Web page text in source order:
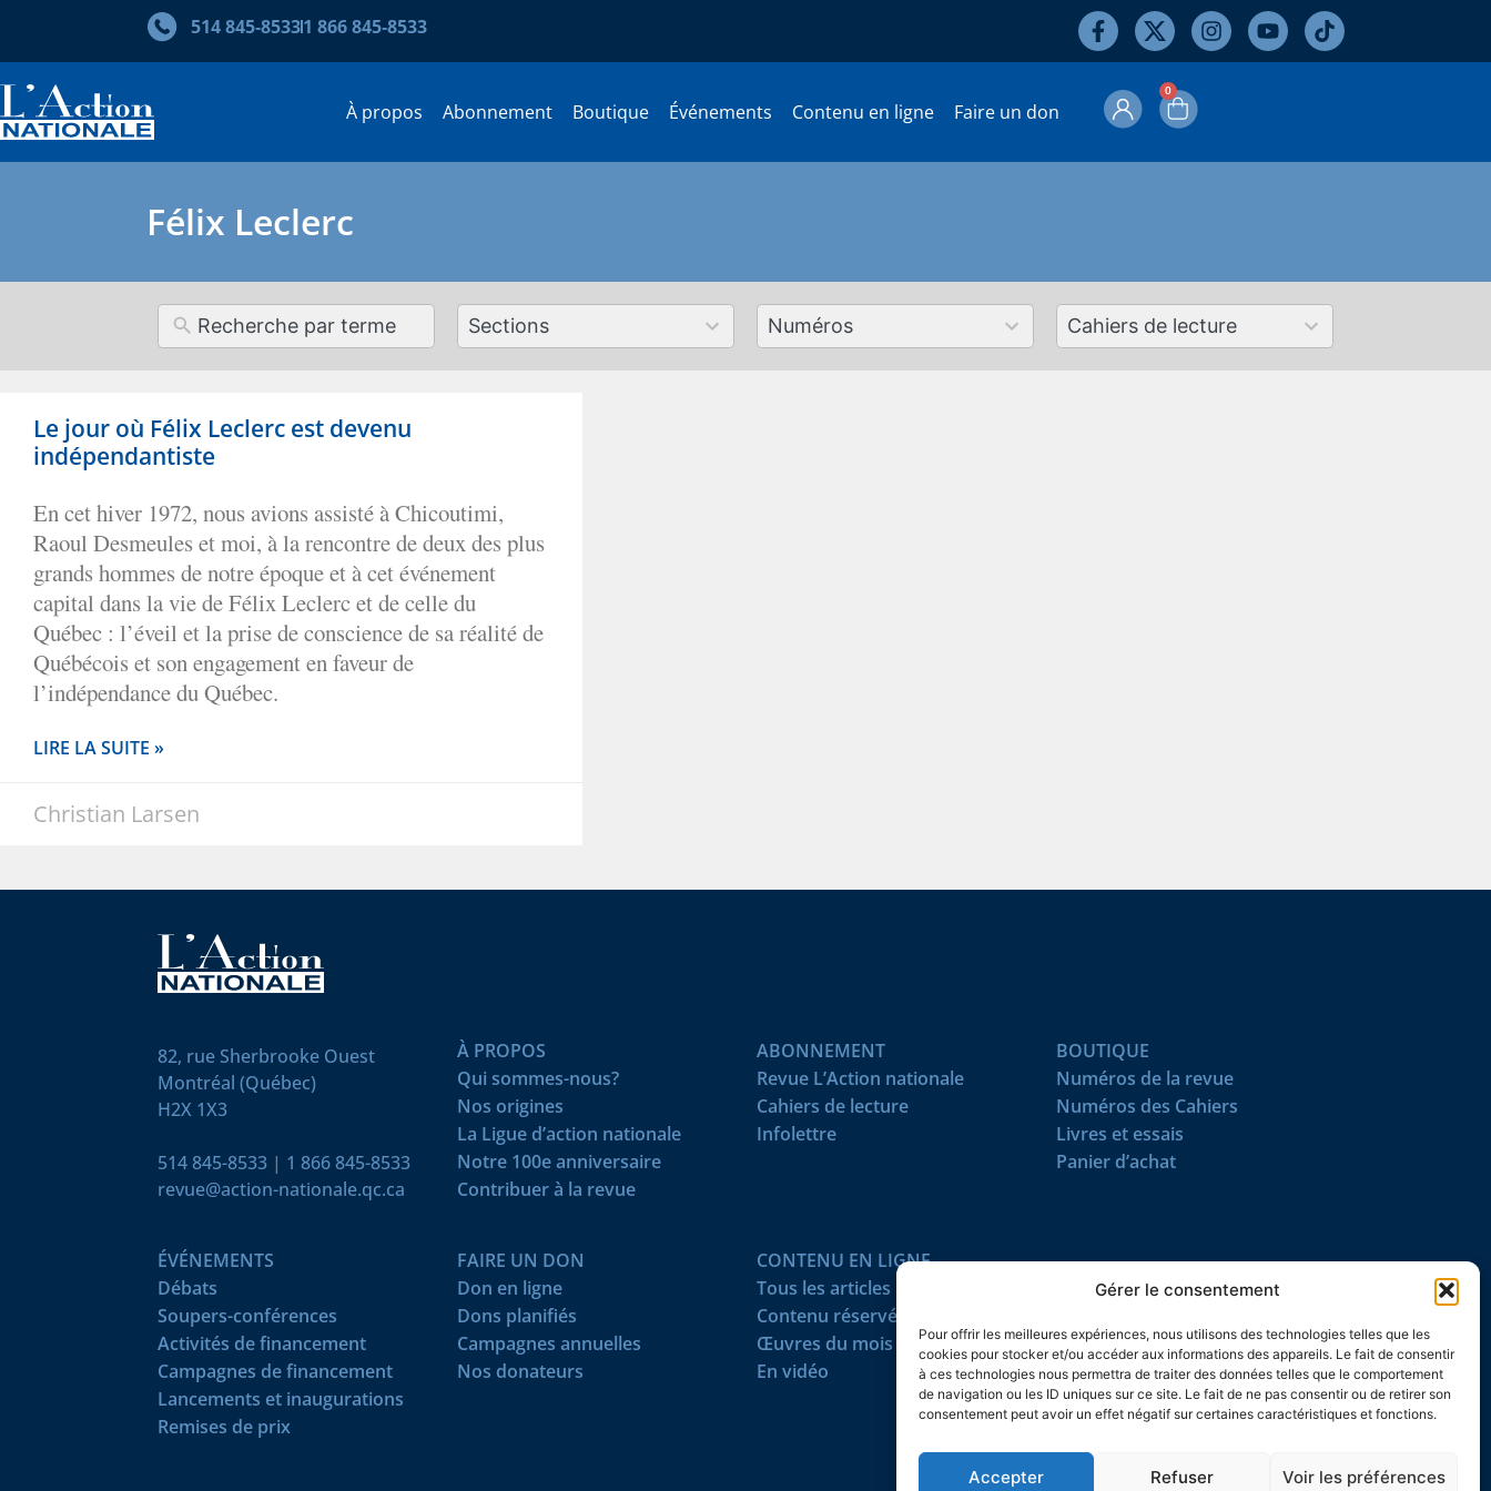
Gérer le consentement
Pour offrir les meilleures expériences, nous utilisons des technologies telles que les
cookies pour stocker et/ou accéder aux informations des appareils. Le fait de consentir
à ces technologies nous permettra de traiter des données telles que le comportement
de navigation ou les ID uniques sur ce site. Le fait de ne pas consentir ou de retirer son
consentement peut avoir un effet négatif sur certaines caractéristiques et fonctions.
Accepter Refuser Voir les préférences
514 845‑85331 866 845‑8533
À propos Abonnement Boutique Événements Contenu en ligne Faire un don
0
Félix Leclerc
12
results
179
results
50
results
Le jour où Félix Leclerc est devenu
indépendantiste
En cet hiver 1972, nous avions assisté à Chicoutimi,
Raoul Desmeules et moi, à la rencontre de deux des plus
grands hommes de notre époque et à cet événement
capital dans la vie de Félix Leclerc et de celle du
Québec : l’éveil et la prise de conscience de sa réalité de
Québécois et son engagement en faveur de
l’indépendance du Québec.
LIRE LA SUITE »
Christian Larsen
82, rue Sherbrooke Ouest
Montréal (Québec)
H2X 1X3
514 845-8533 | 1 866 845-8533
revue@action-nationale.qc.ca
À PROPOS
Qui sommes-nous?
Nos origines
La Ligue d’action nationale
Notre 100e anniversaire
Contribuer à la revue
ABONNEMENT
Revue L’Action nationale
Cahiers de lecture
Infolettre
BOUTIQUE
Numéros de la revue
Numéros des Cahiers
Livres et essais
Panier d’achat
ÉVÉNEMENTS
Débats
Soupers-conférences
Activités de financement
Campagnes de financement
Lancements et inaugurations
Remises de prix
FAIRE UN DON
Don en ligne
Dons planifiés
Campagnes annuelles
Nos donateurs
CONTENU EN LIGNE
Tous les articles
Contenu réservé
Œuvres du mois
En vidéo
SUIVEZ-NOUS